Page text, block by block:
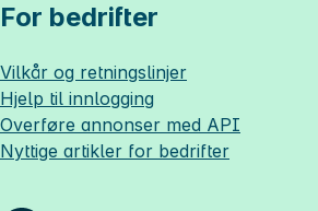
For bedrifter
Vilkår og retningslinjer
Hjelp til innlogging
Overføre annonser med API
Nyttige artikler for bedrifter